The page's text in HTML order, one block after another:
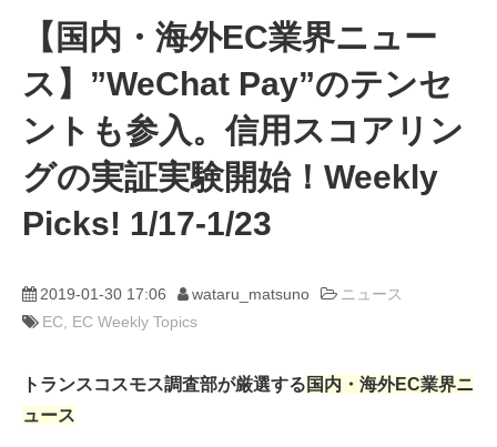
動画
trans-DXプロデューサー
【国内・海外EC業界ニュー
ス】”WeChat Pay”のテンセ
ントも参入。信用スコアリン
グの実証実験開始！Weekly
Picks! 1/17-1/23
2019-01-30 17:06 wataru_matsuno
ニュース
EC EC Weekly Topics
トランスコスモス調査部が厳選する 国内・海外EC業界ニ
ュース